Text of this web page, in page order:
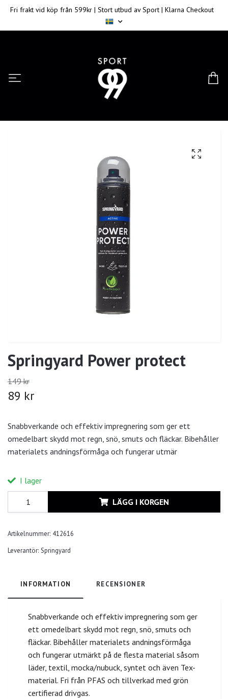
Fri frakt vid köp från 599kr | Stort utbud av Sport | Klarna Checkout
Springyard Power protect
149 kr
89 kr
Snabbverkande och effektiv impregnering som ger ett
omedelbart skydd mot regn, snö, smuts och fläckar. Bibehåller
materialets andningsförmåga och fungerar utmär
I lager
LÄGG I KORGEN
Artikelnummer: 412616
Leverantör: Springyard
INFORMATION RECENSIONER
Snabbverkande och effektiv impregnering som ger
ett omedelbart skydd mot regn, snö, smuts och
fläckar. Bibehåller materialets andningsförmåga
och fungerar utmärkt på de flesta material såsom
läder, textil, mocka/nubuck, syntet och även Tex-
material. Fri från PFAS och tillverkad med grön
certifierad drivgas.